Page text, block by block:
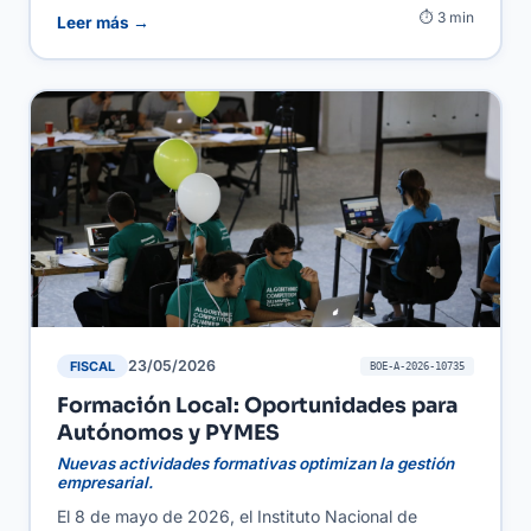
agilizar la gestión y el acceso a datos relevantes para
implica un cumplimiento normativo más sencillo y
eficiente, ayudando a evitar errores en la gestión de
personal y a optimizar recursos.
Leer más → ⏱ 3 min
FISCAL 23/05/2026 BOE-A-2026-10735
Formación Local: Oportunidades para
Autónomos y PYMES
Nuevas actividades formativas optimizan la gestión
empresarial.
El 8 de mayo de 2026, el Instituto Nacional de